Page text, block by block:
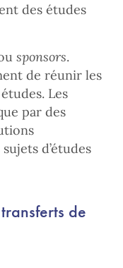
des études
sponsors.
de réunir les
Les
par des
d’études
de